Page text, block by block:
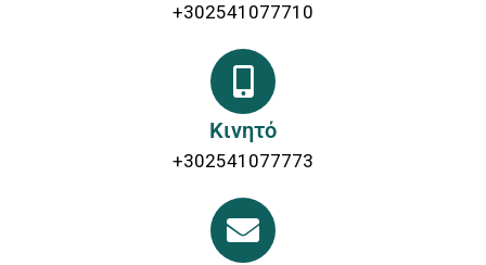
+302541077710
Κινητό
+302541077773